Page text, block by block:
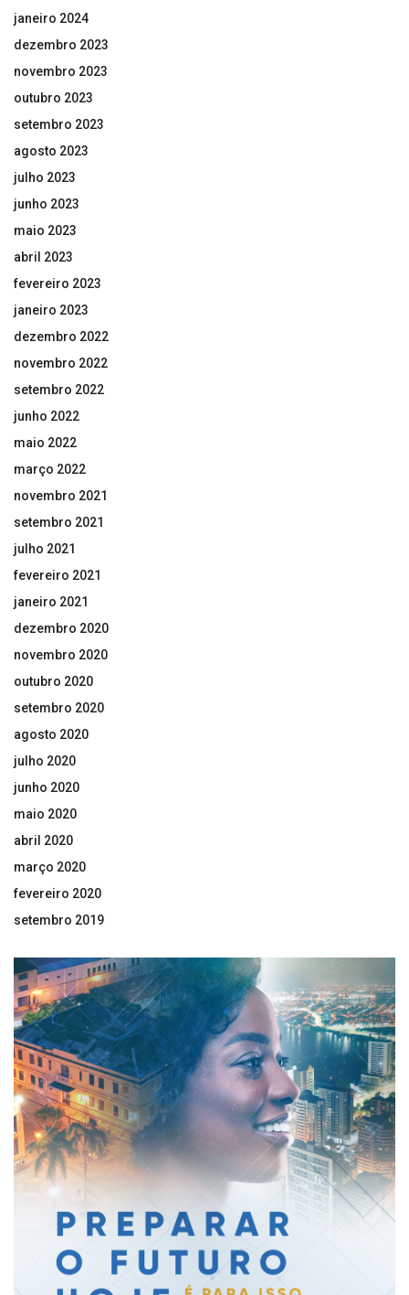
janeiro 2024
dezembro 2023
novembro 2023
outubro 2023
setembro 2023
agosto 2023
julho 2023
junho 2023
maio 2023
abril 2023
fevereiro 2023
janeiro 2023
dezembro 2022
novembro 2022
setembro 2022
junho 2022
maio 2022
março 2022
novembro 2021
setembro 2021
julho 2021
fevereiro 2021
janeiro 2021
dezembro 2020
novembro 2020
outubro 2020
setembro 2020
agosto 2020
julho 2020
junho 2020
maio 2020
abril 2020
março 2020
fevereiro 2020
setembro 2019